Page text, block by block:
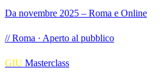
Da novembre 2025 – Roma e Online
// Roma · Aperto al pubblico
GIU Masterclass